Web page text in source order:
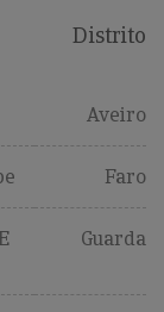
Distrito
Aveiro
Faro
Guarda